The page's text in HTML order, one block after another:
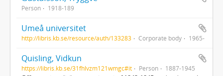
Person 1918-189
Umeå universitet
http://libris.kb.se/resource/auth/133283 Corporate body 1965-
Quisling, Vidkun
https://libris.kb.se/31fhlvzm121wmgc#it Person 1887-1945